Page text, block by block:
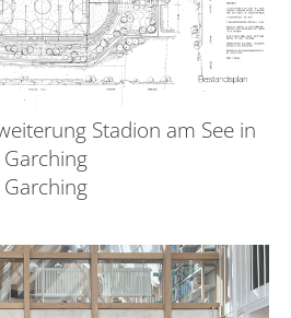
Stadion am See in
Garching
Garching